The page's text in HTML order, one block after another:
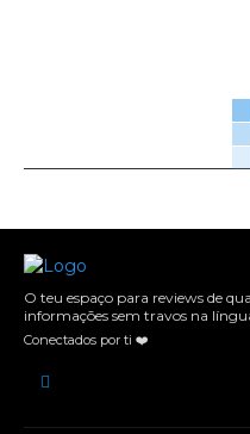
O teu espaço para reviews de
informações sem travos na
Conectados por ti ❤️